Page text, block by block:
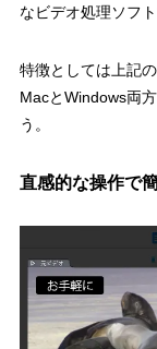
なビデオ処理ソフト
特徴としては上記
MacとWindows両
う。
直感的な操作で